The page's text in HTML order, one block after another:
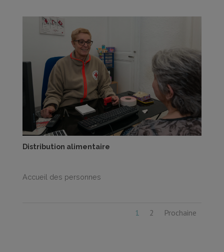
Distribution alimentaire
Accueil des personnes
1 2 Prochaine